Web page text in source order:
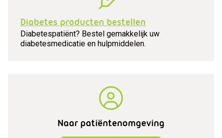
Diabetes producten bestellen
Diabetespatiënt? Bestel gemakkelijk uw
diabetesmedicatie en hulpmiddelen.
Naar patiëntenomgeving